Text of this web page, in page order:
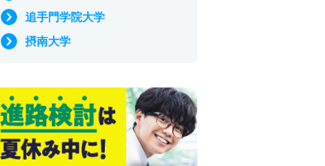
追手門学院大学
摂南大学